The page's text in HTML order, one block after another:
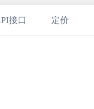
接口 定价